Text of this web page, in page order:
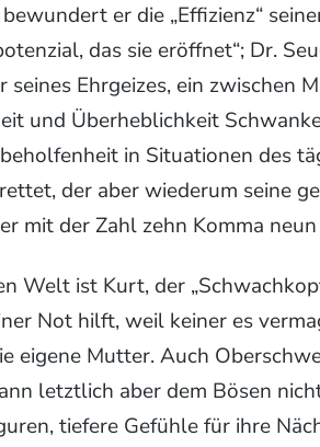
er die „Effizienz“
das sie eröffnet“; Dr.
Ehrgeizes, ein zwischen
und Überheblichkeit
in Situationen des
der aber wiederum seine
mit der Zahl zehn Komma
Welt ist Kurt, der
Not hilft, weil keiner es
eigene Mutter. Auch
letztlich aber dem Bösen
tiefere Gefühle für ihre